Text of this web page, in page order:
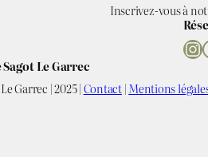
Inscrivez-vous à
Instagram
Le Garrec
Garrec | 2025 |Contact|Mentions